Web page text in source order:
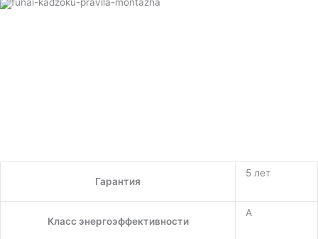
Гарантия
5 лет
Класс энергоэффективности
A